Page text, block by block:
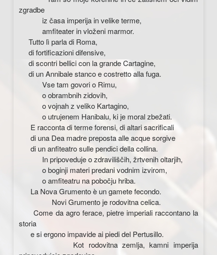
zgradbe
iz časa imperija in velike terme,
amfiteater in vloženi marmor.
Tutto lì parla di Roma,
di fortificazioni difensive,
di scontri bellici con la grande Cartagine,
di un Annibale stanco e costretto alla fuga.
Vse tam govori o Rimu,
o obrambnih zidovih,
o vojnah z veliko Kartagino,
o utrujenem Hanibalu, ki je moral zbežati.
E racconta di terme forensi, di altari sacrificali
di una Dea madre preposta alle acque sorgive
di un anfiteatro sulle pendici della collina.
In pripoveduje o zdraviliščih, žrtvenih oltarjih,
o boginji materi predani vodnim izvirom,
o amfiteatru na pobočju hriba.
La Nova Grumento è un gamete fecondo.
Novi Grumento je rodovitna celica.
Come da agro ferace, pietre imperiali raccontano la
storia
e si ergono impavide ai piedi del Pertusillo.
Kot rodovitna zemlja, kamni imperija